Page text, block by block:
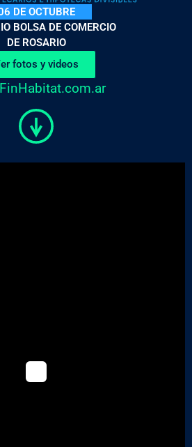
DE OCTUBRE
BOLSA DE COMERCIO
DE ROSARIO
fotos y videos